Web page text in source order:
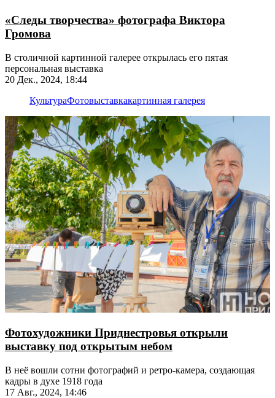
«Следы творчества» фотографа Виктора
Громова
В столичной картинной галерее открылась его пятая
персональная выставка
20 Дек., 2024, 18:44
КультураФотовыставкакартинная галерея
Фотохудожники Приднестровья открыли
выставку под открытым небом
В неё вошли сотни фотографий и ретро-камера, создающая
кадры в духе 1918 года
17 Авг., 2024, 14:46